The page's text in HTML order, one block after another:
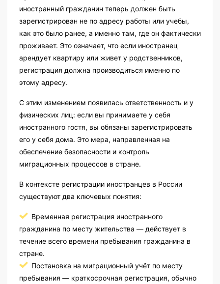
иностранный гражданин теперь должен быть
зарегистрирован не по адресу работы или учебы,
как это было ранее, а именно там, где он фактически
проживает. Это означает, что если иностранец
арендует квартиру или живет у родственников,
регистрация должна производиться именно по
этому адресу.
С этим изменением появилась ответственность и у
физических лиц: если вы принимаете у себя
иностранного гостя, вы обязаны зарегистрировать
его у себя дома. Это мера, направленная на
обеспечение безопасности и контроль
миграционных процессов в стране.
В контексте регистрации иностранцев в России
существуют два ключевых понятия:
Временная регистрация иностранного
гражданина по месту жительства — действует в
течение всего времени пребывания гражданина в
стране.
Постановка на миграционный учёт по месту
пребывания — краткосрочная регистрация, обычно